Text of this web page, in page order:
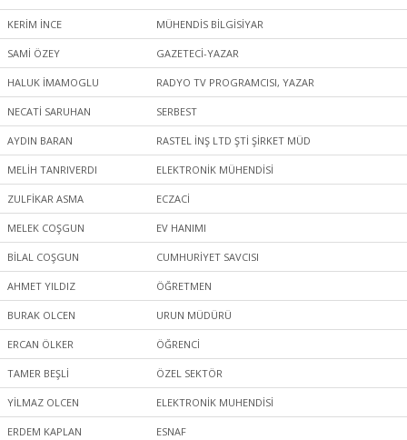
KERİM İNCE MÜHENDİS BİLGİSİYAR
SAMİ ÖZEY GAZETECİ-YAZAR
HALUK İMAMOGLU RADYO TV PROGRAMCISI, YAZAR
NECATİ SARUHAN SERBEST
AYDIN BARAN RASTEL İNŞ LTD ŞTİ ŞİRKET MÜD
MELİH TANRIVERDI ELEKTRONİK MÜHENDİSİ
ZULFİKAR ASMA ECZACİ
MELEK COŞGUN EV HANIMI
BİLAL COŞGUN CUMHURİYET SAVCISI
AHMET YILDIZ ÖĞRETMEN
BURAK OLCEN URUN MÜDÜRÜ
ERCAN ÖLKER ÖĞRENCİ
TAMER BEŞLİ ÖZEL SEKTÖR
YİLMAZ OLCEN ELEKTRONİK MUHENDİSİ
ERDEM KAPLAN ESNAF